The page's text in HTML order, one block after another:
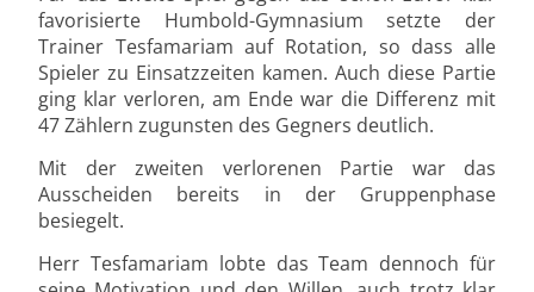
favorisierte Humbold-Gymnasium setzte der
Trainer Tesfamariam auf Rotation, so dass alle
Spieler zu Einsatzzeiten kamen. Auch diese Partie
ging klar verloren, am Ende war die Differenz mit
47 Zählern zugunsten des Gegners deutlich.
Mit der zweiten verlorenen Partie war das
Ausscheiden bereits in der Gruppenphase
besiegelt.
Herr Tesfamariam lobte das Team dennoch für